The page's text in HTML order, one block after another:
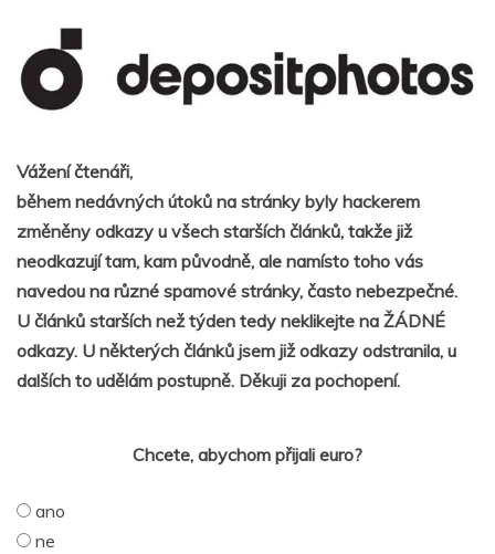
Vážení čtenáři,
během nedávných útoků na stránky byly hackerem
změněny odkazy u všech starších článků, takže již
neodkazují tam, kam původně, ale namísto toho vás
navedou na různé spamové stránky, často nebezpečné.
U článků starších než týden tedy neklikejte na ŽÁDNÉ
odkazy. U některých článků jsem již odkazy odstranila, u
dalších to udělám postupně. Děkuji za pochopení.
Chcete, abychom přijali euro?
ano
ne